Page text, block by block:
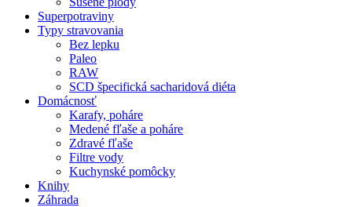
Superpotraviny
Typy stravovania
Bez lepku
Paleo
RAW
SCD špecifická sacharidová diéta
Domácnosť
Karafy, poháre
Medené fľaše a poháre
Zdravé fľaše
Filtre vody
Kuchynské pomôcky
Knihy
Záhrada